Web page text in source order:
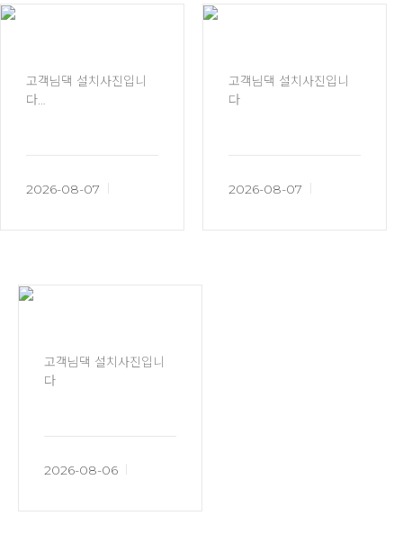
고객님댁 설치사진입니
다
2026-08-07
고객님댁 설치사진입니
다
2026-08-07
고객님댁 설치사진입니
다
2026-08-06